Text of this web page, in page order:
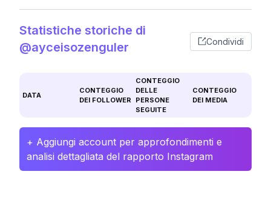
Statistiche storiche di
@ayceisozenguler
Condividi
DATA
CONTEGGIO
DEI FOLLOWER
CONTEGGIO
DELLE
PERSONE
SEGUITE
CONTEGGIO
DEI MEDIA
+ Aggiungi account per approfondimenti e
analisi dettagliata del rapporto Instagram